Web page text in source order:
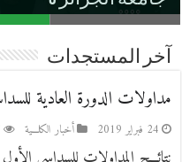
حفل تخرج الدفعة
الأبواب المفتوحة على
الزيارة الإفتراضية
آخر المستجدات
مداولات الدورة العادية للسداسي
24 فبراير 2019 أخبار الكلـــية